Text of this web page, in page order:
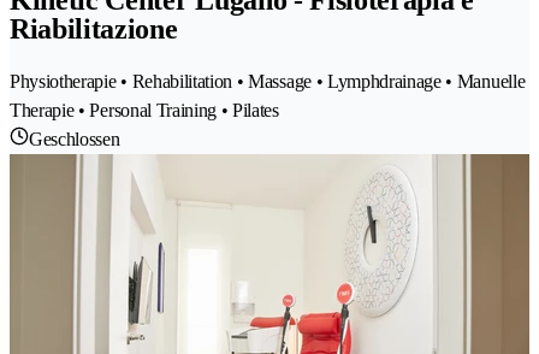
Riabilitazione
Physiotherapie • Rehabilitation • Massage • Lymphdrainage • Manuelle
Therapie • Personal Training • Pilates
Geschlossen